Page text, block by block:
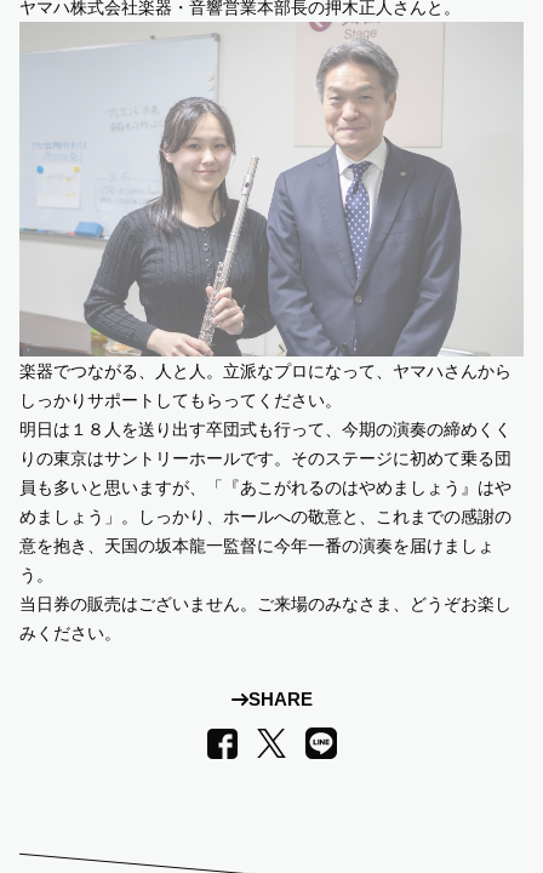
ヤマハ株式会社楽器・音響営業本部長の押木正人さんと。
楽器でつながる、人と人。立派なプロになって、ヤマハさんから
しっかりサポートしてもらってください。
明日は１８人を送り出す卒団式も行って、今期の演奏の締めくく
りの東京はサントリーホールです。そのステージに初めて乗る団
員も多いと思いますが、「『あこがれるのはやめましょう』はや
めましょう」。しっかり、ホールへの敬意と、これまでの感謝の
意を抱き、天国の坂本龍一監督に今年一番の演奏を届けましょ
う。
当日券の販売はございません。ご来場のみなさま、どうぞお楽し
みください。
SHARE
Facebook
X LINE